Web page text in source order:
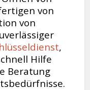
von
von
,
Hilfe
Beratung